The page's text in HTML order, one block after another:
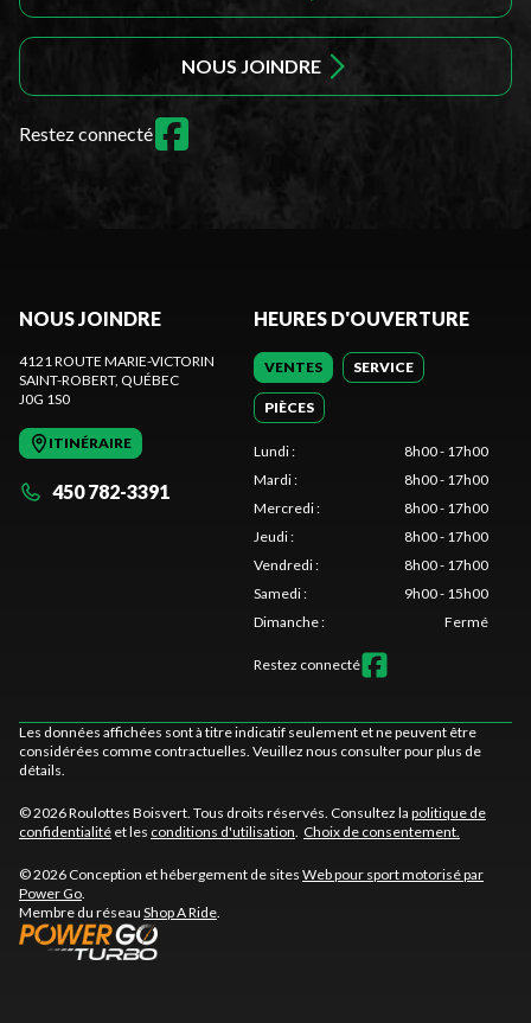
NOUS JOINDRE
Restez connecté
NOUS JOINDRE
4121 ROUTE MARIE-VICTORIN
SAINT-ROBERT, QUÉBEC
J0G 1S0
ITINÉRAIRE
450 782-3391
HEURES D'OUVERTURE
VENTES SERVICE
PIÈCES
Lundi:
8h00 - 17h00
Mardi:
8h00 - 17h00
Mercredi:
8h00 - 17h00
Jeudi:
8h00 - 17h00
Vendredi:
8h00 - 17h00
Samedi:
9h00 - 15h00
Dimanche: Fermé
Restez connecté
Les données affichées sont à titre indicatif seulement et ne peuvent être
considérées comme contractuelles. Veuillez nous consulter pour plus de
détails.
© 2026 Roulottes Boisvert. Tous droits réservés. Consultez la politique de
confidentialité et les conditions d'utilisation Choix de consentement.
© 2026 Conception et hébergement de sites Web pour sport motorisé par
Power Go
Membre du réseau Shop A Ride